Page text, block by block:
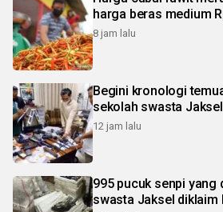
harga beras medium
8 jam lalu
Begini kronologi
sekolah swasta Jaksel
12 jam lalu
995 pucuk senpi yang
swasta Jaksel diklaim